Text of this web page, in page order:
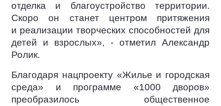
отделка и благоустройство территории.
Скоро он станет центром притяжения
и реализации творческих способностей для
детей и взрослых», - отметил Александр
Ролик.
Благодаря нацпроекту «Жилье и городская
среда» и программе «1000 дворов»
преобразилось общественное